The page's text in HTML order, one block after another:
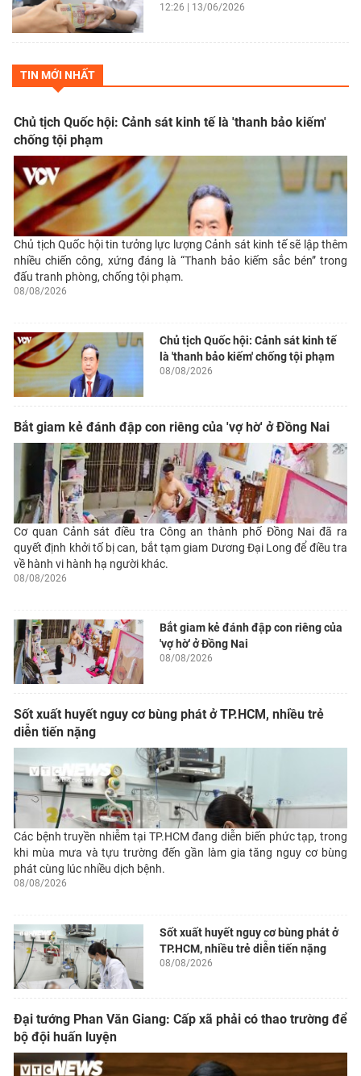
12:26 | 13/06/2026
TIN MỚI NHẤT
Chủ tịch Quốc hội: Cảnh sát kinh tế là 'thanh bảo kiếm'
chống tội phạm
Chủ tịch Quốc hội tin tưởng lực lượng Cảnh sát kinh tế sẽ lập thêm
nhiều chiến công, xứng đáng là “Thanh bảo kiếm sắc bén” trong
đấu tranh phòng, chống tội phạm.
08/08/2026
Chủ tịch Quốc hội: Cảnh sát kinh tế
là 'thanh bảo kiếm' chống tội phạm
08/08/2026
Bắt giam kẻ đánh đập con riêng của 'vợ hờ' ở Đồng Nai
Cơ quan Cảnh sát điều tra Công an thành phố Đồng Nai đã ra
quyết định khởi tố bị can, bắt tạm giam Dương Đại Long để điều tra
về hành vi hành hạ người khác.
08/08/2026
Bắt giam kẻ đánh đập con riêng của
'vợ hờ' ở Đồng Nai
08/08/2026
Sốt xuất huyết nguy cơ bùng phát ở TP.HCM, nhiều trẻ
diễn tiến nặng
Các bệnh truyền nhiễm tại TP.HCM đang diễn biến phức tạp, trong
khi mùa mưa và tựu trường đến gần làm gia tăng nguy cơ bùng
phát cùng lúc nhiều dịch bệnh.
08/08/2026
Sốt xuất huyết nguy cơ bùng phát ở
TP.HCM, nhiều trẻ diễn tiến nặng
08/08/2026
Đại tướng Phan Văn Giang: Cấp xã phải có thao trường để
bộ đội huấn luyện